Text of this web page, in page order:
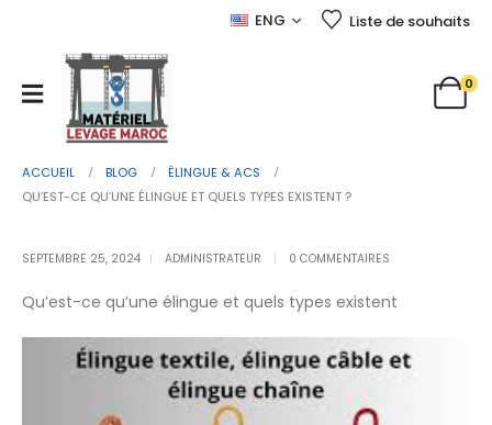
ENG Liste de souhaits
0
ACCUEIL BLOG
ÉLINGUE & ACS
QU’EST-CE QU’UNE ÉLINGUE ET QUELS TYPES EXISTENT ?
SEPTEMBRE 25, 2024 ADMINISTRATEUR 0 COMMENTAIRES
Qu’est-ce qu’une élingue et quels types existent